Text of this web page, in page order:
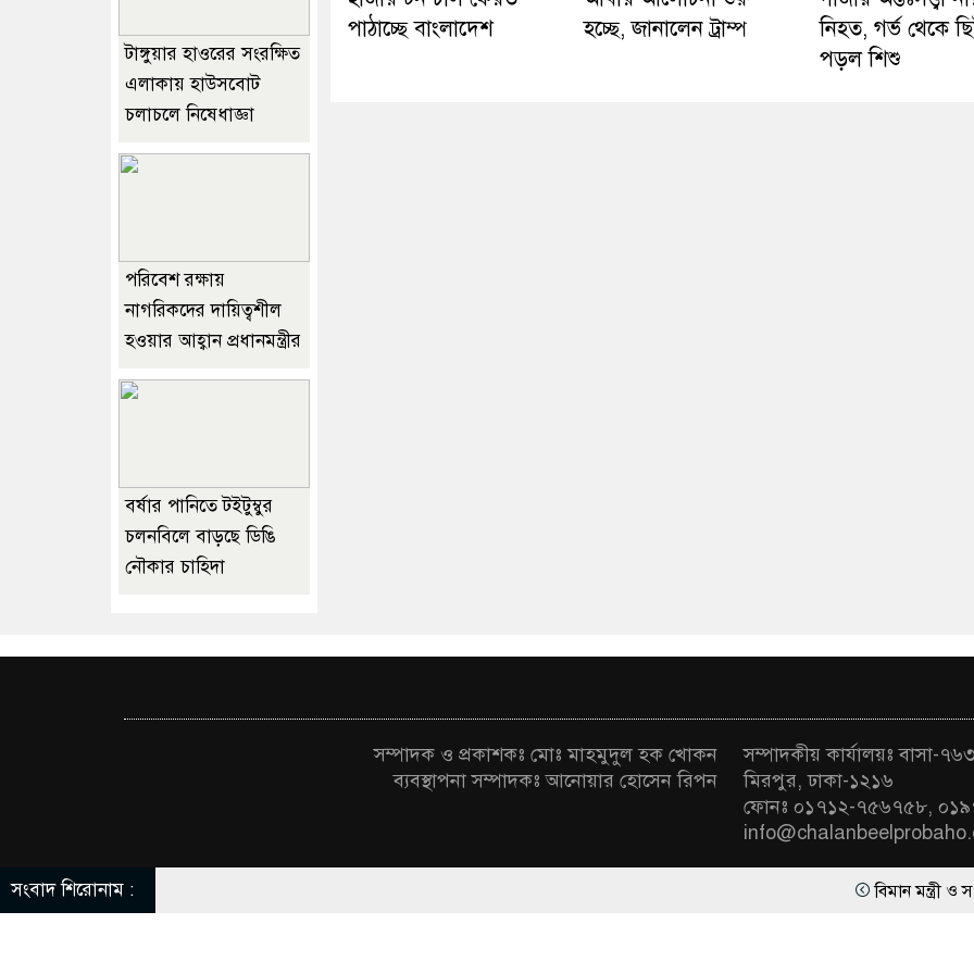
পাঠাচ্ছে বাংলাদেশ
হচ্ছে, জানালেন ট্রাম্প
নিহত, গর্ভ থেকে
পড়ল শিশু
টাঙ্গুয়ার হাওরের সংরক্ষিত
এলাকায় হাউসবোট
চলাচলে নিষেধাজ্ঞা
পরিবেশ রক্ষায়
নাগরিকদের দায়িত্বশীল
হওয়ার আহ্বান প্রধানমন্ত্রীর
বর্ষার পানিতে টইটুম্বুর
চলনবিলে বাড়ছে ডিঙি
নৌকার চাহিদা
সম্পাদক ও প্রকাশকঃ মোঃ মাহমুদুল হক খোকন
ব্যবস্থাপনা সম্পাদকঃ আনোয়ার হোসেন রিপন
সম্পাদকীয় কার্যালয়ঃ বাসা-
মিরপুর, ঢাকা-১২১৬
ফোনঃ ০১৭১২-৭৫৬৭৫৮,
সংবাদ শিরোনাম : বিমান মন্ত্রী ও সংসদ